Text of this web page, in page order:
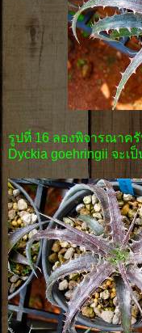
รูปที่ 16 ลองพิจารณาค
Dyckia goehringii จะ